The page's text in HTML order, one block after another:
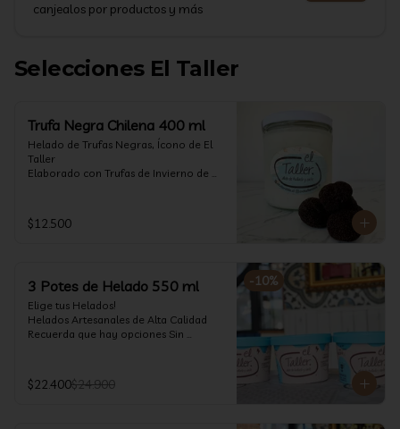
canjealos por productos y más
Selecciones El Taller
Trufa Negra Chilena 400 ml
Helado de Trufas Negras, Ícono de El
Taller
Elaborado con Trufas de Invierno de
cremoso y con un delicado proceso
para obtener una experiencia
esta Edición es muy Limitada,
aproveche ya de vivir esta fantástica
experiencia!!
$12.500
-10%
3 Potes de Helado 550 ml
Elige tus Helados!
Helados Artesanales de Alta Calidad
Recuerda que hay opciones Sin
Diabéticos!
Algunos helados especiales tienen un
$22.400$24.900